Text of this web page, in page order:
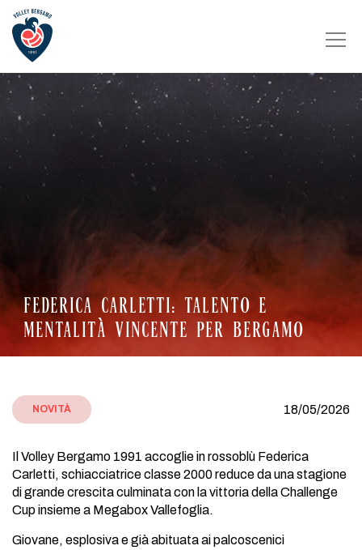
FEDERICA CARLETTI: TALENTO E
MENTALITÀ VINCENTE PER BERGAMO
NOVITÀ 18/05/2026
Il Volley Bergamo 1991 accoglie in rossoblù Federica
Carletti, schiacciatrice classe 2000 reduce da una stagione
di grande crescita culminata con la vittoria della Challenge
Cup insieme a Megabox Vallefoglia.
Giovane, esplosiva e già abituata ai palcoscenici